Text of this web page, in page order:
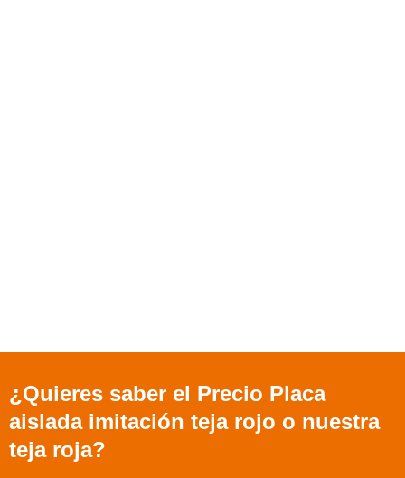
¿Quieres saber el Precio Placa
aislada imitación teja rojo o nuestra
teja roja?